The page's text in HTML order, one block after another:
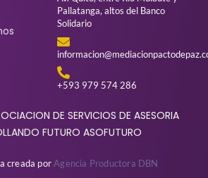
Pallatanga, altos del Banco
Solidario
+593 979 574 286
DE SERVICIOS DE ASESORIA
FUTURO ASOFUTURO
creada porAgencia Productora DBN